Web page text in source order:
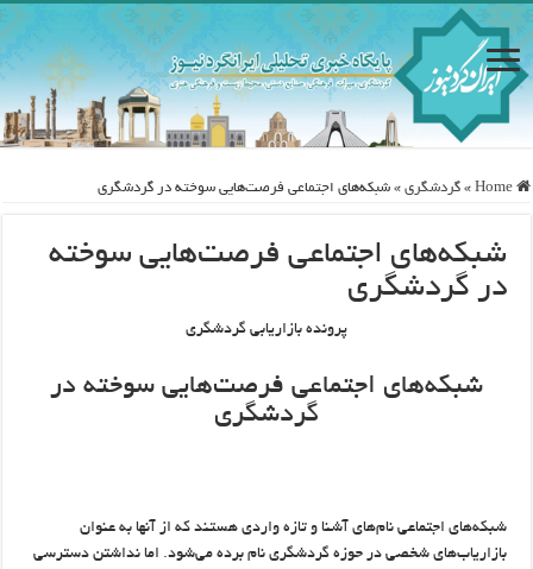
Home
» گردشگری » شبکه‌های اجتماعی فرصت‌هایی سوخته در گردشگری
شبکه‌های اجتماعی فرصت‌هایی سوخته
در گردشگری
پرونده بازاریابی گردشگری
شبکه‌های اجتماعی فرصت‌هایی سوخته در
گردشگری
شبکه‌های اجتماعی نام‌های آشنا و تازه واردی هستند که از آنها به عنوان
بازاریاب‌های شخصی در حوزه گردشگری نام برده می‌شود. اما نداشتن دسترسی